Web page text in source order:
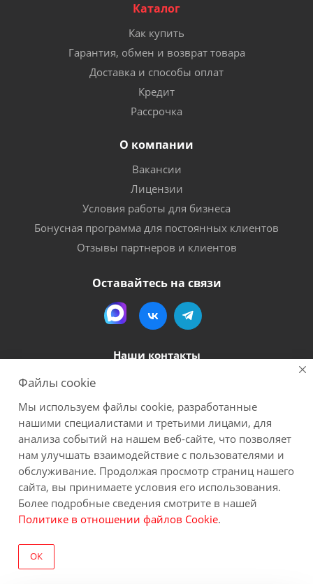
Каталог
Как купить
Гарантия, обмен и возврат товара
Доставка и способы оплат
Кредит
Рассрочка
О компании
Вакансии
Лицензии
Условия работы для бизнеса
Бонусная программа для постоянных клиентов
Отзывы партнеров и клиентов
Оставайтесь на связи
Наши контакты
megapack-secr@inbox.ru
2026 Мегапак
Все материалы данного сайта являются объектами авторского права (в
том числе дизайн). Запрещается копирование, распространение (в том
числе путем копирования на другие сайты и ресурсы в Интернете) или
любое иное использование информации и объектов без
предварительного согласия правообладателя. Пользуясь сайтом Вы
Файлы cookie
Мы используем файлы cookie, разработанные
нашими специалистами и третьими лицами, для
анализа событий на нашем веб-сайте, что позволяет
нам улучшать взаимодействие с пользователями и
обслуживание. Продолжая просмотр страниц нашего
сайта, вы принимаете условия его использования.
Более подробные сведения смотрите в нашей
Политике в отношении файлов Cookie.
ОК